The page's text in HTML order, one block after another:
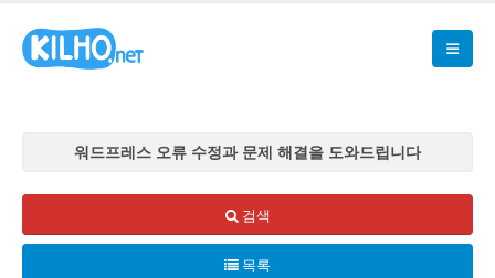
워드프레스 오류 수정과 문제 해결을 도와드립니다
워드프레스 오류 수정과 문제 해결을 도와드립니다
워드프레스 오류 수정과 문제 해결을 도와드립니다
워드프레스 오류 수정과 문제 해결을 도와드립니다
검색
목록